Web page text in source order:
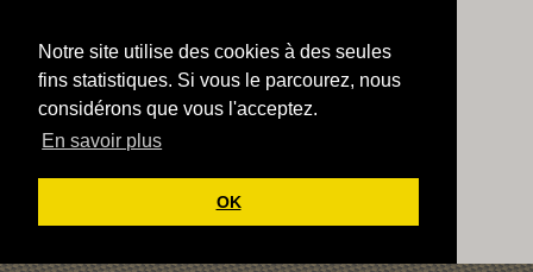
Notre site utilise des cookies à des seules
fins statistiques. Si vous le parcourez, nous
considérons que vous l'acceptez.
En savoir plus
OK